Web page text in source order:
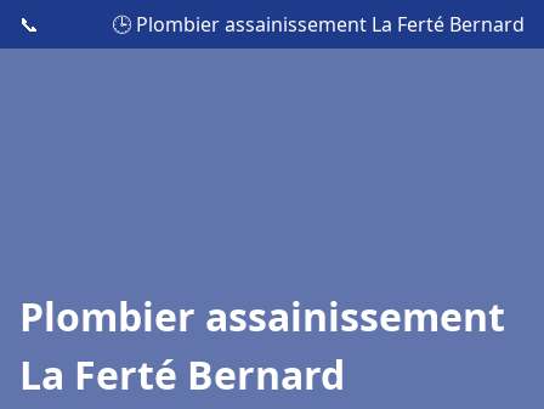
📞 🕒 Plombier assainissement La Ferté Bernard
Plombier assainissement
La Ferté Bernard